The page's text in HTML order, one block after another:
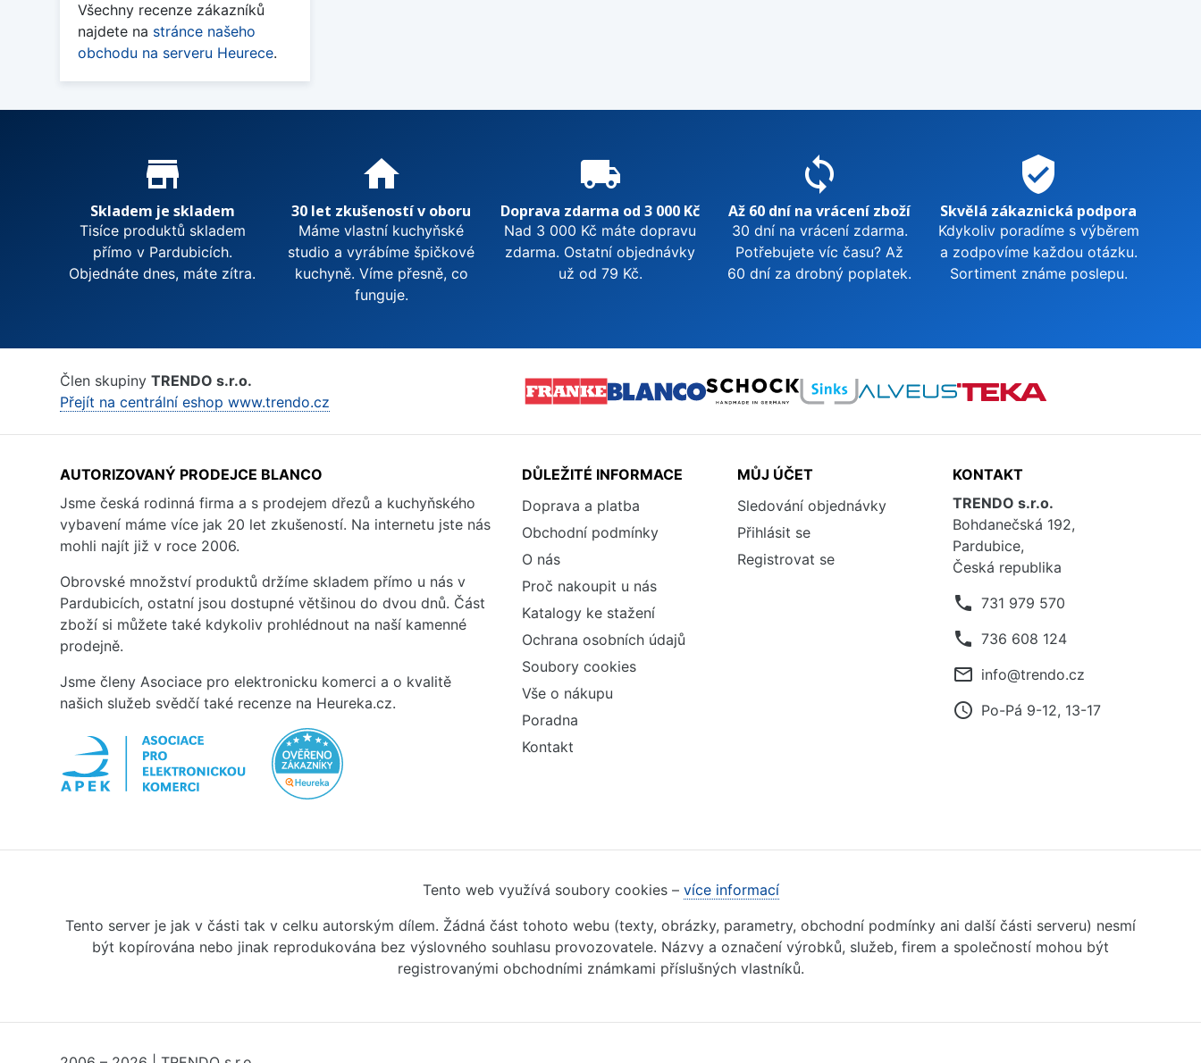
Všechny recenze zákazníků
najdete na stránce našeho
obchodu na serveru Heurece.
Proč nakupovat u nás?
store_mall_directory
Skladem je skladem
Tisíce produktů skladem
přímo v Pardubicích.
Objednáte dnes, máte zítra.
home
30 let zkušeností v oboru
Máme vlastní kuchyňské
studio a vyrábíme špičkové
kuchyně. Víme přesně, co
funguje.
local_shipping
Doprava zdarma od 3 000 Kč
Nad 3 000 Kč máte dopravu
zdarma. Ostatní objednávky
už od 79 Kč.
sync
Až 60 dní na vrácení zboží
30 dní na vrácení zdarma.
Potřebujete víc času? Až
60 dní za drobný poplatek.
verified_user
Skvělá zákaznická podpora
Kdykoliv poradíme s výběrem
a zodpovíme každou otázku.
Sortiment známe poslepu.
Člen skupiny TRENDO s.r.o.
Přejít na centrální eshop www.trendo.cz
AUTORIZOVANÝ PRODEJCE BLANCO
Jsme česká rodinná firma a s prodejem dřezů a kuchyňského
vybavení máme více jak 20 let zkušeností. Na internetu jste nás
mohli najít již v roce 2006.
Obrovské množství produktů držíme skladem přímo u nás v
Pardubicích, ostatní jsou dostupné většinou do dvou dnů. Část
zboží si můžete také kdykoliv prohlédnout na naší kamenné
prodejně.
Jsme členy Asociace pro elektronicku komerci a o kvalitě
našich služeb svědčí také recenze na Heureka.cz.
DŮLEŽITÉ INFORMACE
Doprava a platba
Obchodní podmínky
O nás
Proč nakoupit u nás
Katalogy ke stažení
Ochrana osobních údajů
Soubory cookies
Vše o nákupu
Poradna
Kontakt
MŮJ ÚČET
Sledování objednávky
Přihlásit se
Registrovat se
KONTAKT
TRENDO s.r.o.
Bohdanečská 192,
Pardubice,
Česká republika
phone 731 979 570
phone 736 608 124
mail_outline info@trendo.cz
access_time Po-Pá 9-12, 13-17
Tento web využívá soubory cookies – více informací
Tento server je jak v části tak v celku autorským dílem. Žádná část tohoto webu (texty, obrázky, parametry, obchodní podmínky ani další části serveru) nesmí
být kopírována nebo jinak reprodukována bez výslovného souhlasu provozovatele. Názvy a označení výrobků, služeb, firem a společností mohou být
registrovanými obchodními známkami příslušných vlastníků.